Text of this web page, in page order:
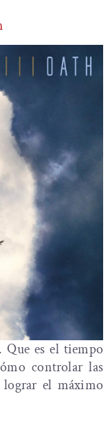
Que es el tiempo
controlar las
lograr el máximo